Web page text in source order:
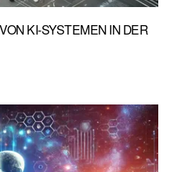
KI-SYSTEMEN IN DER